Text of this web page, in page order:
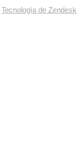
Tecnología de Zendesk